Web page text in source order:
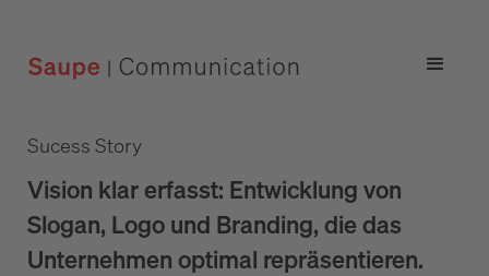
Sucess Story
Vision klar erfasst: Entwicklung von
Slogan, Logo und Branding, die das
Unternehmen optimal repräsentieren.